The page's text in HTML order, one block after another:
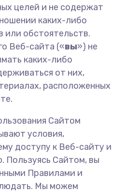
целей и не содержат
каких-либо
или обстоятельств.
Веб-сайта («вы») не
каких-либо
от них,
расположенных
Сайтом
условия,
доступу к Веб-сайту и
Пользуясь Сайтом, вы
Правилами и
Мы можем